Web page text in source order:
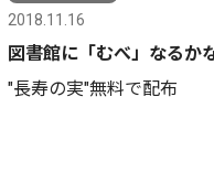
2018.11.16
図書館に「むべ」なるか
"長寿の実"無料で配布